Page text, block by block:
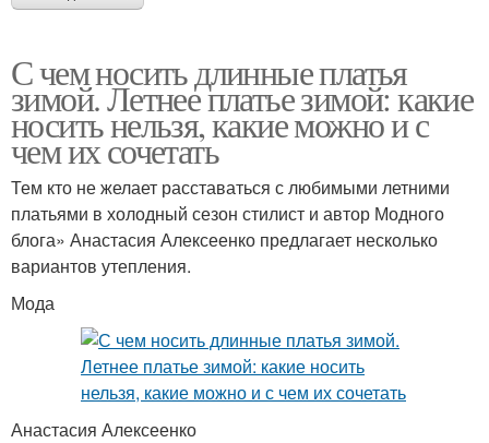
С чем носить длинные платья
зимой. Летнее платье зимой: какие
носить нельзя, какие можно и с
чем их сочетать
Тем кто не желает расставаться с любимыми летними
платьями в холодный сезон стилист и автор Модного
блога» Анастасия Алексеенко предлагает несколько
вариантов утепления.
Мода
Анастасия Алексеенко